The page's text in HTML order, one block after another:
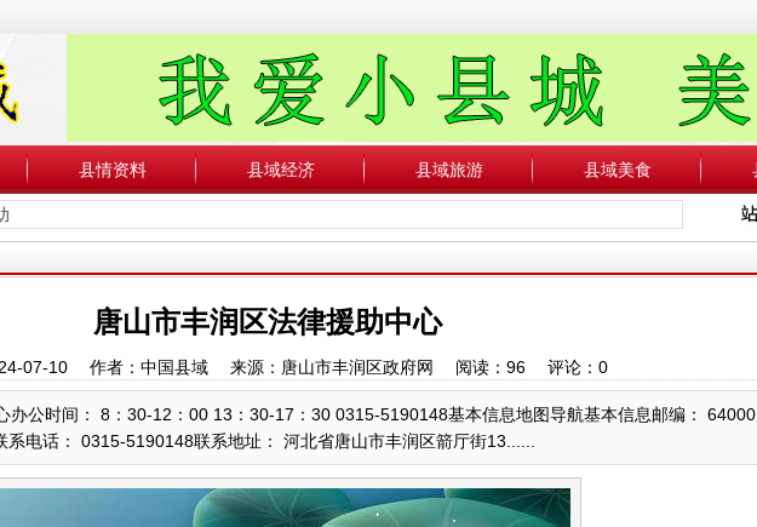
县情资料 县域经济 县域旅游 县域美食
唐山市丰润区法律援助中心
07-10 作者：中国县域 来源：唐山市丰润区政府网 阅读： 96评论： 0
办公时间： 8：30-12：00 13：30-17：30 0315-5190148基本信息地图导航基本信息邮编：
电话： 0315-5190148联系地址： 河北省唐山市丰润区箭厅街13......